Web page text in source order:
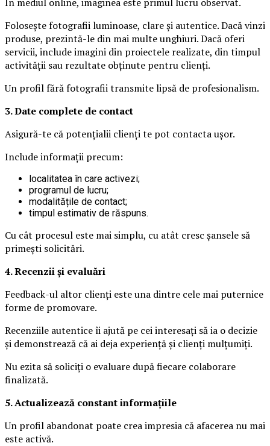
Folosește fotografii luminoase, clare și autentice. Dacă vinzi
produse, prezintă-le din mai multe unghiuri. Dacă oferi
servicii, include imagini din proiectele realizate, din timpul
activității sau rezultate obținute pentru clienți.
Un profil fără fotografii transmite lipsă de profesionalism.
3. Date complete de contact
Asigură-te că potențialii clienți te pot contacta ușor.
Include informații precum:
localitatea în care activezi;
programul de lucru;
modalitățile de contact;
timpul estimativ de răspuns.
Cu cât procesul este mai simplu, cu atât cresc șansele să
primești solicitări.
4. Recenzii și evaluări
Feedback-ul altor clienți este una dintre cele mai puternice
forme de promovare.
Recenziile autentice îi ajută pe cei interesați să ia o decizie
și demonstrează că ai deja experiență și clienți mulțumiți.
Nu ezita să soliciți o evaluare după fiecare colaborare
finalizată.
5. Actualizează constant informațiile
Un profil abandonat poate crea impresia că afacerea nu mai
este activă.